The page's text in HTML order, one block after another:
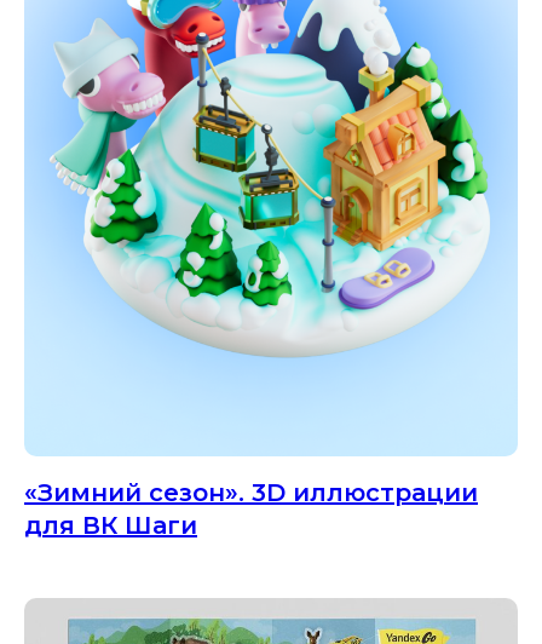
«Зимний сезон». 3D иллюстрации
для ВК Шаги